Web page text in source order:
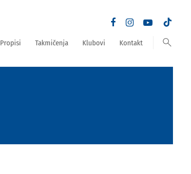
Propisi Takmičenja Klubovi Kontakt search